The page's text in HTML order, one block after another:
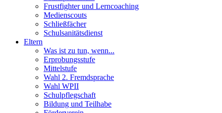
Frustfighter und Lerncoaching
Medienscouts
Schließfächer
Schulsanitätsdienst
Eltern
Was ist zu tun, wenn...
Erprobungsstufe
Mittelstufe
Wahl 2. Fremdsprache
Wahl WPII
Schulpflegschaft
Bildung und Teilhabe